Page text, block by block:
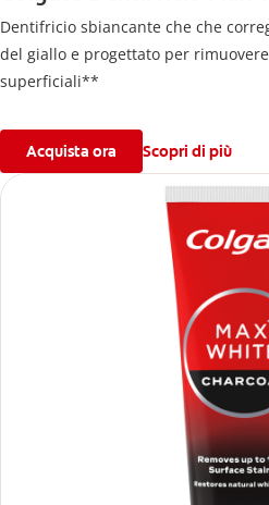
Dentifricio sbiancante che che
del giallo e progettato per
superficiali**
Acquista ora Scopri di più